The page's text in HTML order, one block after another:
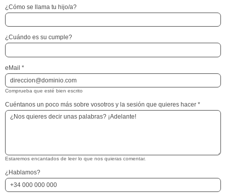
¿Cómo se llama tu hijo/a?
¿Cuándo es su cumple?
eMail *
Comprueba que esté bien escrito
Cuéntanos un poco más sobre vosotros y la sesión que quieres hacer *
Estaremos encantados de leer lo que nos quieras comentar.
¿Hablamos?